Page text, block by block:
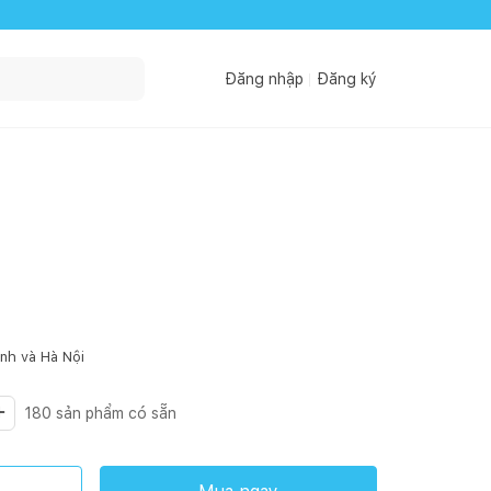
Đăng nhập Đăng ký
và Hà Nội
180 sản phẩm có sẵn